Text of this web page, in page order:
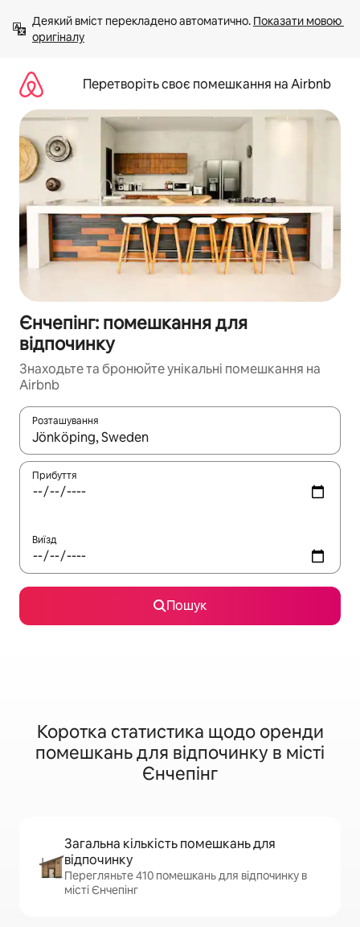
вмісту
Деякий вміст перекладено автоматично. Показати мовою
оригіналу
Перетворіть своє помешкання на Airbnb
Єнчепінг: помешкання для
відпочинку
Знаходьте та бронюйте унікальні помешкання на
Airbnb
Розташування
Отримавши результати пошуку, використовуйте для
Прибуття
Виїзд
Пошук
Коротка статистика щодо оренди
помешкань для відпочинку в місті
Єнчепінг
Загальна кількість помешкань для
відпочинку
Перегляньте 410 помешкань для відпочинку в
місті Єнчепінг